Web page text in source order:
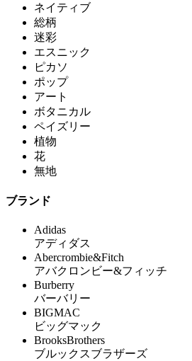
ネイティブ
総柄
迷彩
エスニック
ピカソ
ポップ
アート
ボタニカル
ペイズリー
植物
花
無地
ブランド
Adidas
アディダス
Abercrombie&Fitch
アバクロンビー&フィッチ
Burberry
バーバリー
BIGMAC
ビッグマック
BrooksBrothers
ブルックスブラザーズ